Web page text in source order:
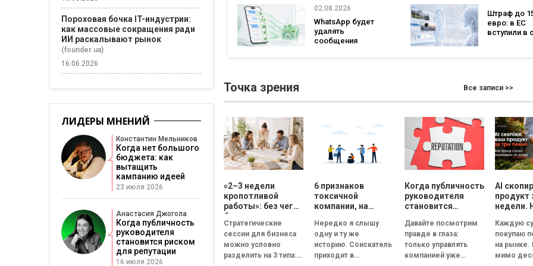
рейтинг лучших
супермаркетов
а
заявлений —
рекордным
02.08.2026
WhatsApp будет
удалять
сообщения
основных чатов:
Штраф до
евро: в ЕС
вступили в
ИИ-
Точка зрения Все записи >>
«2–3 недели
кропотливой
работы»: без чего
бизнесу нет
смысла
проводить
стратегическую
сессию
Стратегические
сессии для бизнеса
можно условно
разделить на 3 типа:
6 признаков
токсичной
компании, на
обратить
внимание на
собеседовании
Нередко я слышу
одну и ту же
историю. Соискатель
приходит в
Когда публичность
руководителя
становится
репутации
Давайте посмотрим
правде в глаза:
только управлять
компанией уже
AI
продукт
недели.
сможет
Каждую
покупаю
на рынке.
мимо
Пороховая бочка IT-индустрии:
как массовые сокращения ради
ИИ раскалывают рынок
(founder.ua)
16.06.2026
ЛИДЕРЫ МНЕНИЙ
Константин Мельников
Когда нет большого
бюджета: как
вытащить
кампанию идеей
23 июля 2026
Анастасия Джогола
Когда публичность
руководителя
становится риском
для репутации
16 июля 2026